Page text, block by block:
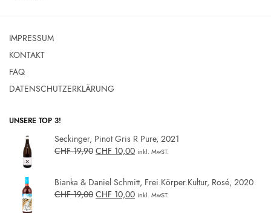
IMPRESSUM
KONTAKT
FAQ
DATENSCHUTZERKLÄRUNG
UNSERE TOP 3!
Seckinger, Pinot Gris R Pure, 2021
CHF19,90 CHF 10,00 inkl. MwST.
Bianka & Daniel Schmitt, Frei.Körper.Kultur, Rosé, 2020
CHF19,00 CHF 10,00 inkl. MwST.